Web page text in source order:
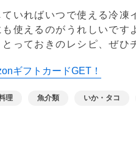
いればいつで使える冷凍
使えるのがうれしいです
っておきのレシピ、ぜひ
ギフトカードGET！
理 魚介類 いか・タコ